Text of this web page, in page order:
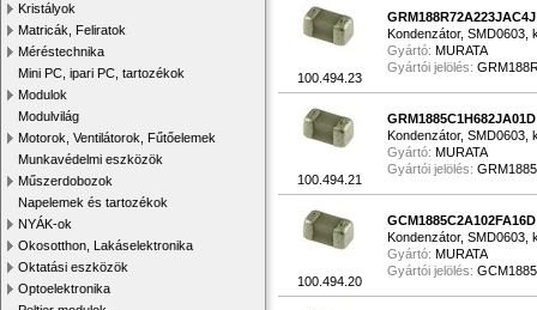
Kristályok
Matricák, Feliratok
Méréstechnika
Mini PC, ipari PC, tartozékok
Modulok
Modulvilág
Motorok, Ventilátorok, Fűtőelemek
Munkavédelmi eszközök
Műszerdobozok
Napelemek és tartozékok
NYÁK-ok
Okosotthon, Lakáselektronika
Oktatási eszközök
Optoelektronika
100.494.23
GRM188R72A223JAC4J
Kondenzátor, SMD0603,
Gyártó: MURATA
Gyártói jelölés:
100.494.21
GRM1885C1H682JA01D
Kondenzátor, SMD0603,
Gyártó: MURATA
Gyártói jelölés:
100.494.20
GCM1885C2A102FA16D
Kondenzátor, SMD0603,
Gyártó: MURATA
Gyártói jelölés: